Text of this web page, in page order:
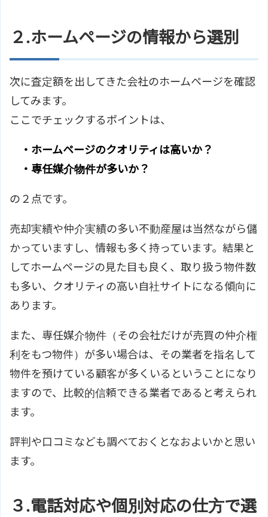
２.ホームページの情報から選別
次に査定額を出してきた会社のホームページを確認
してみます。
ここでチェックするポイントは、
・ホームページのクオリティは高いか？
・専任媒介物件が多いか？
の２点です。
売却実績や仲介実績の多い不動産屋は当然ながら儲
かっていますし、情報も多く持っています。結果と
してホームページの見た目も良く、取り扱う物件数
も多い、クオリティの高い自社サイトになる傾向に
あります。
また、専任媒介物件（その会社だけが売買の仲介権
利をもつ物件）が多い場合は、その業者を指名して
物件を預けている顧客が多くいるということになり
ますので、比較的信頼できる業者であると考えられ
ます。
評判や口コミなども調べておくとなおよいかと思い
ます。
３.電話対応や個別対応の仕方で選